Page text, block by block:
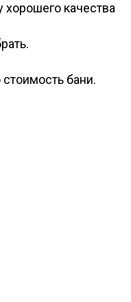
качества
бани.